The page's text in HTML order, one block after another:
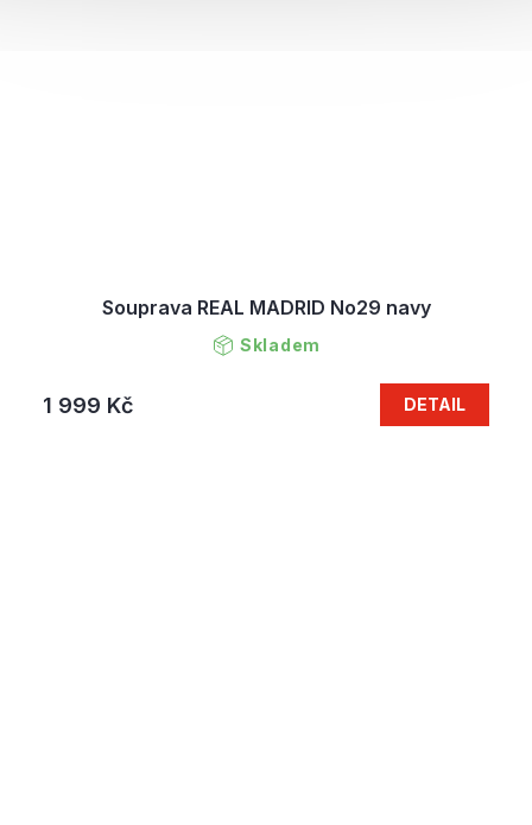
Souprava REAL MADRID No29 navy
Skladem
1 999 Kč DETAIL